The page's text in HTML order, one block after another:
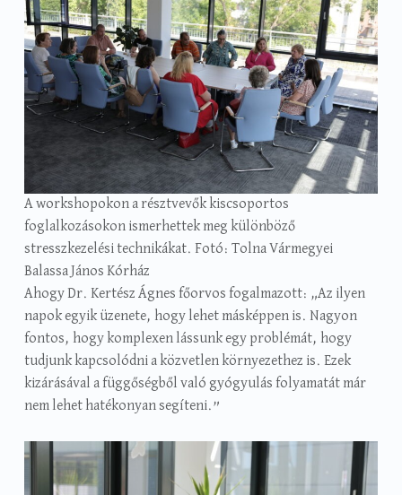
A workshopokon a résztvevők kiscsoportos
foglalkozásokon ismerhettek meg különböző
stresszkezelési technikákat. Fotó: Tolna Vármegyei
Balassa János Kórház
Ahogy Dr. Kertész Ágnes főorvos fogalmazott: „Az ilyen
napok egyik üzenete, hogy lehet másképpen is. Nagyon
fontos, hogy komplexen lássunk egy problémát, hogy
tudjunk kapcsolódni a közvetlen környezethez is. Ezek
kizárásával a függőségből való gyógyulás folyamatát már
nem lehet hatékonyan segíteni.”